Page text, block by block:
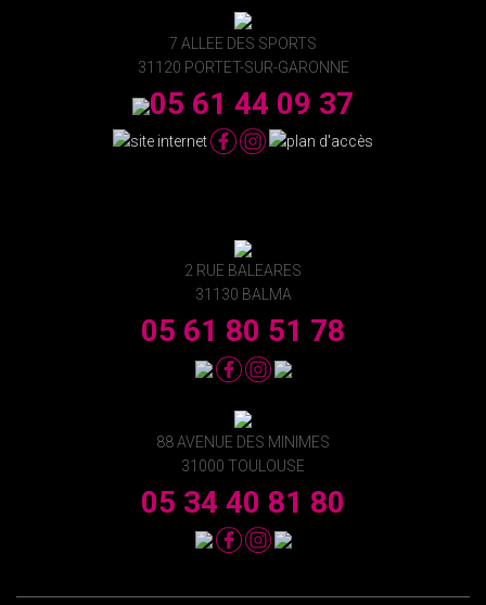
7 ALLEE DES SPORTS
31120 PORTET-SUR-GARONNE
05 61 44 09 37
2 RUE BALEARES
31130 BALMA
05 61 80 51 78
88 AVENUE DES MINIMES
31000 TOULOUSE
05 34 40 81 80